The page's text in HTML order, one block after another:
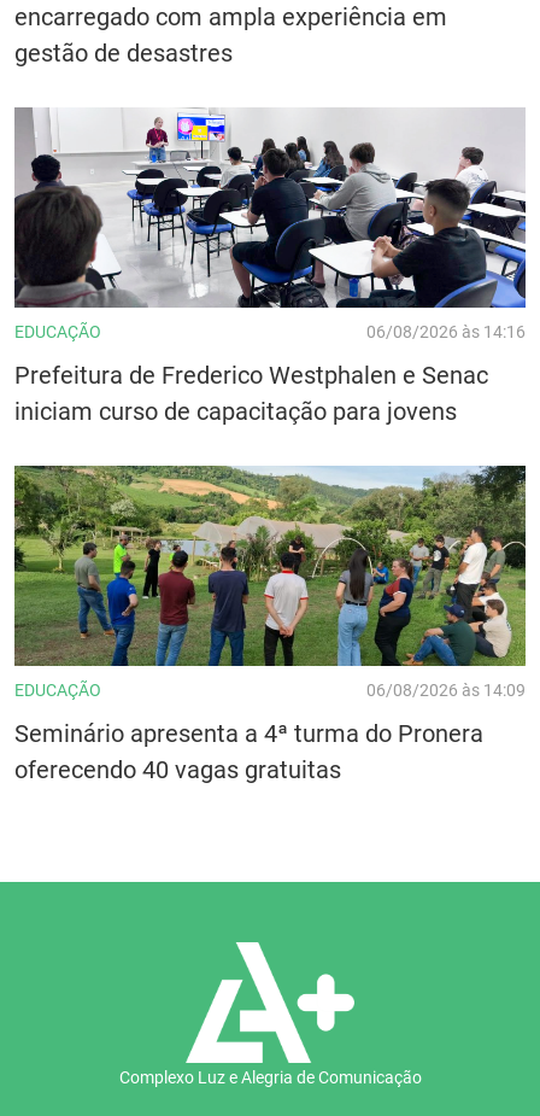
encarregado com ampla experiência em
gestão de desastres
EDUCAÇÃO 06/08/2026 às 14:16
Prefeitura de Frederico Westphalen e Senac
iniciam curso de capacitação para jovens
EDUCAÇÃO 06/08/2026 às 14:09
Seminário apresenta a 4ª turma do Pronera
oferecendo 40 vagas gratuitas
Complexo Luz e Alegria de Comunicação